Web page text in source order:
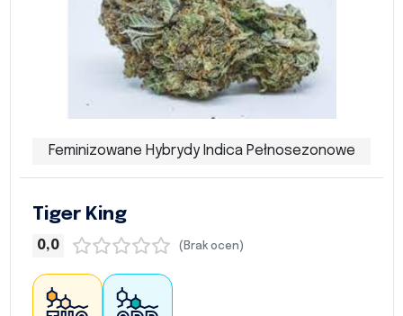
Feminizowane Hybrydy Indica Pełnosezonowe
Tiger King
0,0 (Brak ocen)